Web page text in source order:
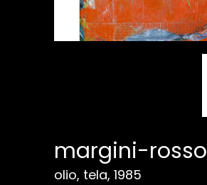
margini-rosso
olio, tela, 1985